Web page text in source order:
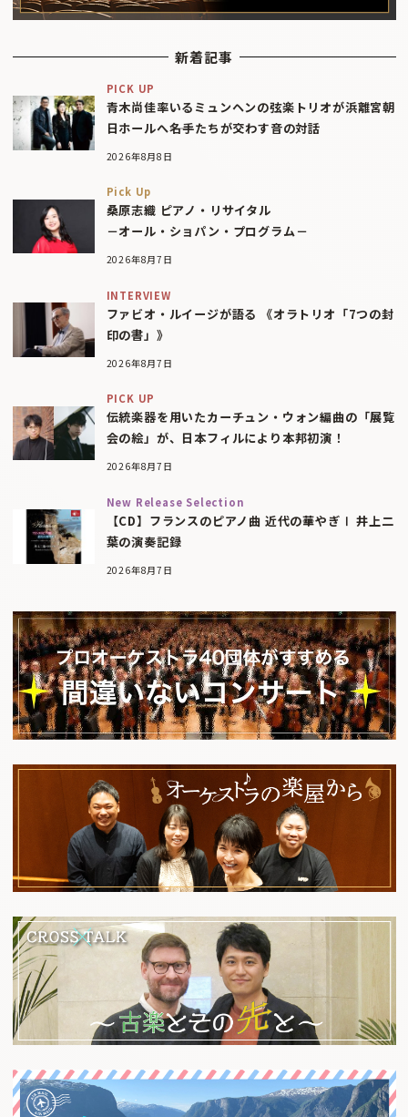
新着記事
PICK UP
青木尚佳率いるミュンヘンの弦楽トリオが浜離宮朝
日ホールへ――名手たちが交わす音の対話
2026年8月8日
Pick Up
桑原志織 ピアノ・リサイタル
－オール・ショパン・プログラム－
2026年8月7日
INTERVIEW
ファビオ・ルイージが語る 《オラトリオ「7つの封
印の書」》
2026年8月7日
PICK UP
伝統楽器を用いたカーチュン・ウォン編曲の「展覧
会の絵」が、日本フィルにより本邦初演！
2026年8月7日
New Release Selection
【CD】フランスのピアノ曲 近代の華やぎⅠ 井上二
葉の演奏記録
2026年8月7日